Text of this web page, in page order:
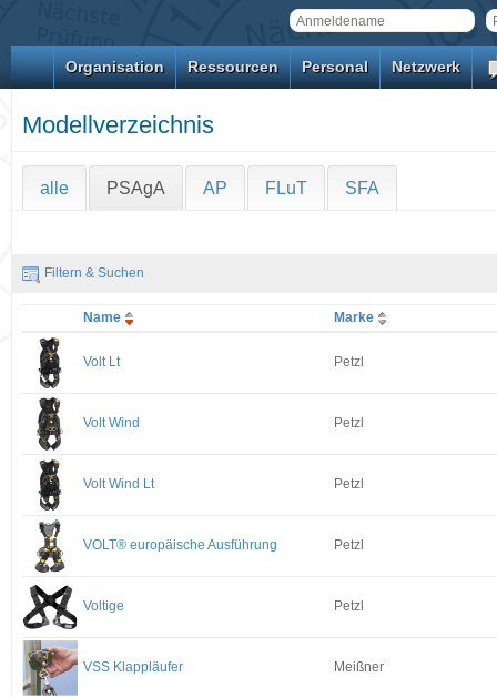
Organisation Ressourcen Personal Netzwerk
Modellverzeichnis
alle PSAgA AP FLuT SFA
Filtern & Suchen
Name Marke
Volt Lt Petzl
Volt Wind Petzl
Volt Wind Lt Petzl
VOLT® europäische Ausführung Petzl
Voltige Petzl
VSS Klappläufer Meißner